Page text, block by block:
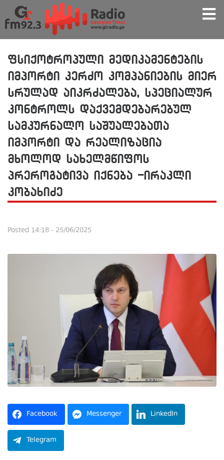
ფსიქოტროპული მედიკამენტების
იმპორტი კერძო კომპანიების მიერ
სრულად აიკრძალება, სპეციალურ
კონტროლს დაქვემდებარებულ
სამკურნალო საშუალებათა
იმპორტი და რეალიზაცია
მხოლოდ სახელმწიფოს
პრეროგატივა იქნება -ირაკლი
კობახიძე
Posted 14:18 - 25/06/2025
Facebook Messenger LinkedIn
Telegram